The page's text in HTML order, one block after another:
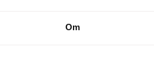
Om
på private boliger, men ses
strøm til forskellige formål.